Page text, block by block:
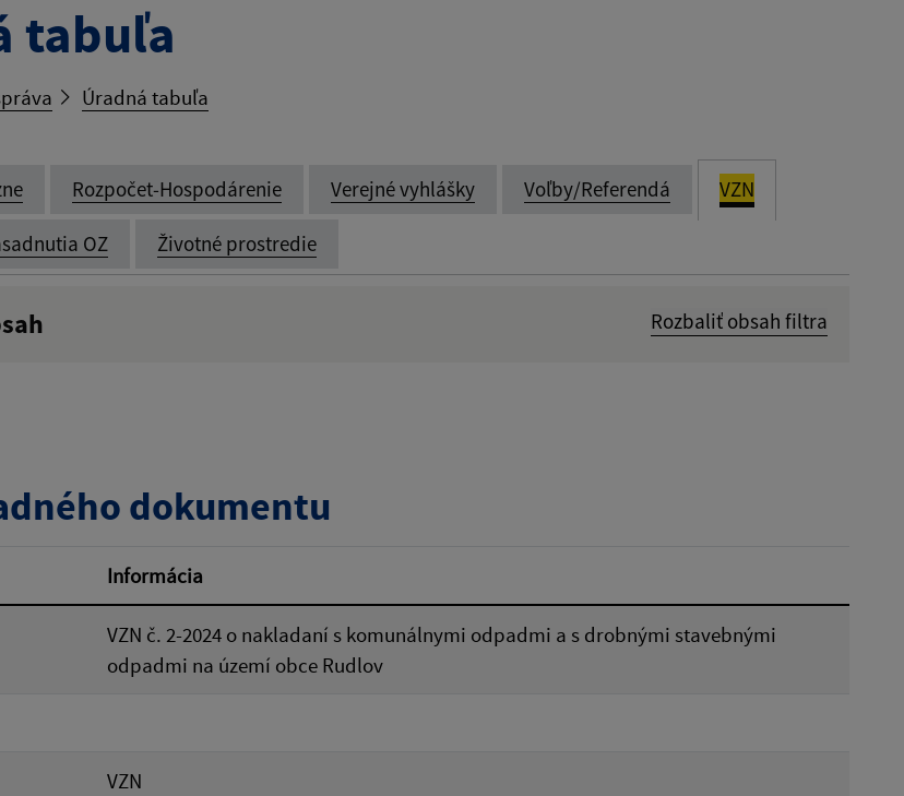
tabuľa
Úradná tabuľa
Rozpočet-Hospodárenie Verejné vyhlášky Voľby/Referendá VZN
OZ Životné prostredie
Rozbaliť obsah filtra
dokumentu
Informácia
VZN č. 2-2024 o nakladaní s komunálnymi odpadmi a s drobnými stavebnými
odpadmi na území obce Rudlov
VZN